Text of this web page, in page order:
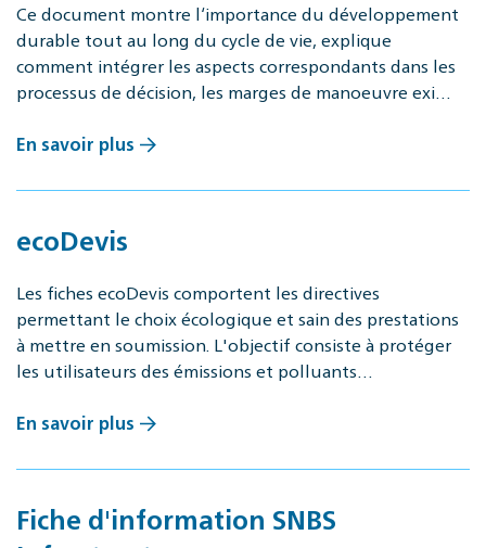
Ce document montre l‘importance du développement
durable tout au long du cycle de vie, explique
comment intégrer les aspects correspondants dans les
processus de décision, les marges de manoeuvre exi…
En savoir plus
ecoDevis
Les fiches ecoDevis comportent les directives
permettant le choix écologique et sain des prestations
à mettre en soumission. L'objectif consiste à protéger
les utilisateurs des émissions et polluants…
En savoir plus
Fiche d'information SNBS